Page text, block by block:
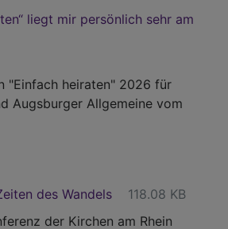
liegt mir persönlich sehr am
"Einfach heiraten" 2026 für
Augsburger Allgemeine vom
des Wandels
118.08 KB
der Kirchen am Rhein